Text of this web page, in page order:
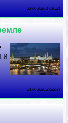
22 06 2026 17:16:21
и
21 06 2026 23:22:33